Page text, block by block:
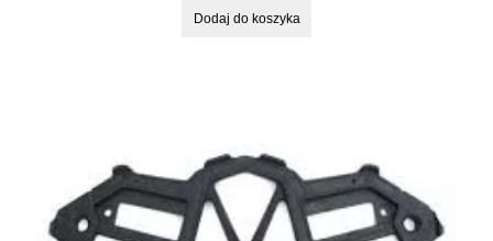
Dodaj do koszyka